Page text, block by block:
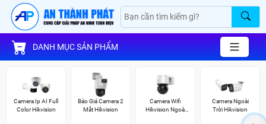
DANH MỤC SẢN PHẨM
Camera Ip AI Full
Color Hikvision
Báo Giá Camera 2
Mắt Hikvision
Camera Wifi
Hikvision Ngoài
Camera Ngoài
Trời Hikvision